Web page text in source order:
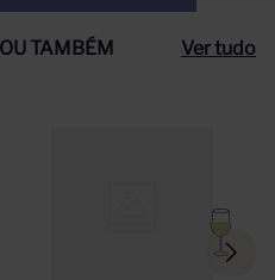
TAMBÉM Ver tudo